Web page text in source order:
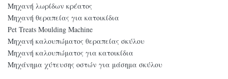
Μηχανή λωρίδων κρέατος
Μηχανή θεραπείας για κατοικίδια
Pet Treats Moulding Machine
Μηχανή καλουπώματος θεραπείας σκύλου
Μηχανή καλουπώματος για κατοικίδια
Μηχάνημα χύτευσης οστών για μάσημα σκύλου